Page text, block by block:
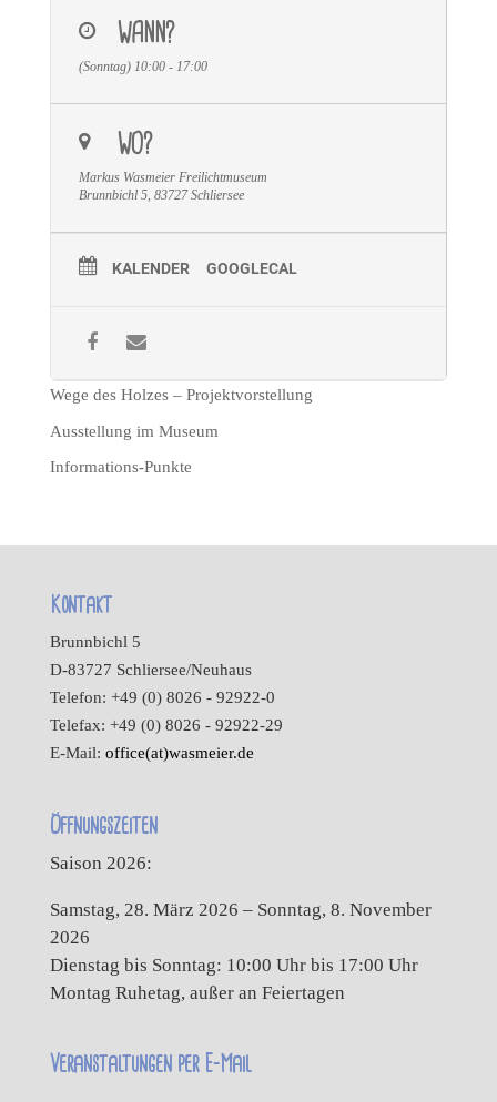
WANN?
(Sonntag) 10:00 - 17:00
WO?
Markus Wasmeier Freilichtmuseum
Brunnbichl 5, 83727 Schliersee
KALENDER GOOGLECAL
Wege des Holzes – Projektvorstellung
Ausstellung im Museum
Informations-Punkte
Kontakt
Brunnbichl 5
D-83727 Schliersee/Neuhaus
Telefon: +49 (0) 8026 - 92922-0
Telefax: +49 (0) 8026 - 92922-29
E-Mail: office(at)wasmeier.de
Öffnungszeiten
Saison 2026:
Samstag, 28. März 2026 – Sonntag, 8. November
2026
Dienstag bis Sonntag: 10:00 Uhr bis 17:00 Uhr
Montag Ruhetag, außer an Feiertagen
Veranstaltungen per E-Mail